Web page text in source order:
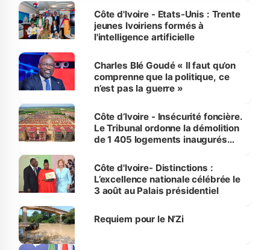
Côte d'Ivoire - Etats-Unis : Trente
jeunes Ivoiriens formés à
l'intelligence artificielle
Charles Blé Goudé « Il faut qu’on
comprenne que la politique, ce
n’est pas la guerre »
Côte d’Ivoire - Insécurité foncière.
Le Tribunal ordonne la démolition
de 1 405 logements inaugurés
Bassam
Côte d'Ivoire- Distinctions :
L’excellence nationale célébrée le
3 août au Palais présidentiel
Requiem pour le N’Zi